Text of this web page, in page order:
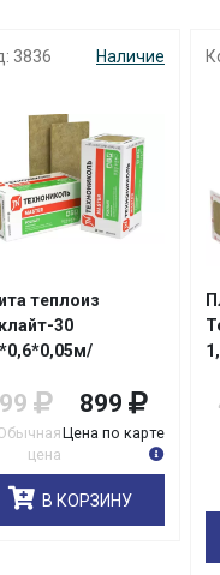
3836 Наличие
теплоиз
30
цена
899
Цена по карте
В КОРЗИНУ